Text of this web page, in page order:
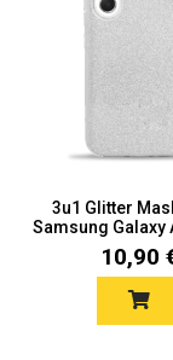
3u1 Glitter
Samsung Galaxy
10,90
Sleng
Univerzalne